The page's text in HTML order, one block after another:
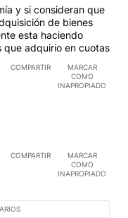
y si consideran que
de bienes
esta haciendo
adquirio en cuotas
COMPARTIR
MARCAR
COMO
INAPROPIADO
COMPARTIR
MARCAR
COMO
INAPROPIADO